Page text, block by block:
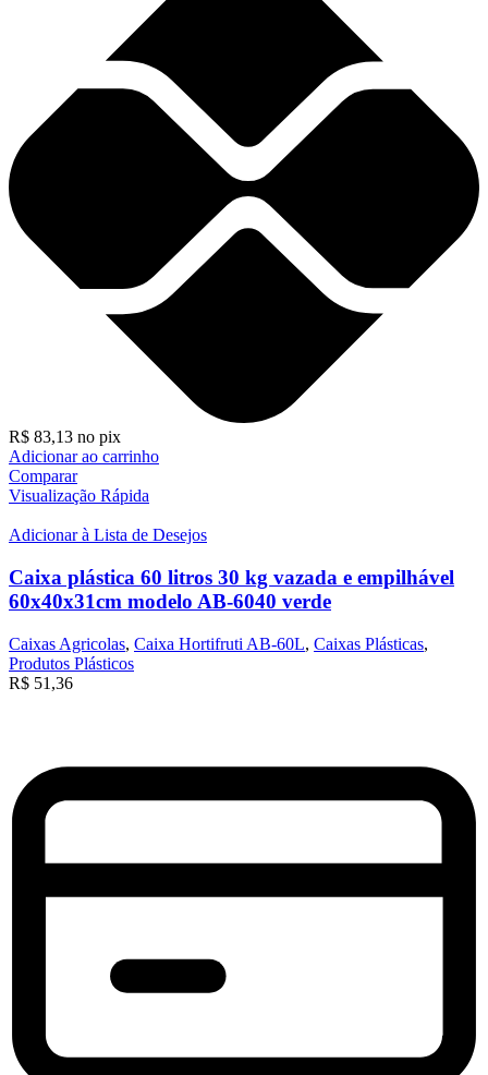
R$ 83,13 no pix
Adicionar ao carrinho
Comparar
Visualização Rápida
Adicionar à Lista de Desejos
Caixa plástica 60 litros 30 kg vazada e empilhável
60x40x31cm modelo AB-6040 verde
Caixas Agricolas, Caixa Hortifruti AB-60L, Caixas Plásticas,
Produtos Plásticos
R$ 51,36